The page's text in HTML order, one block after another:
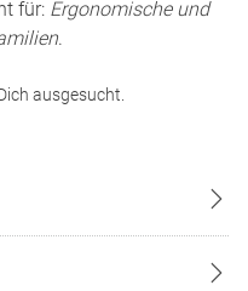
für: Ergonomische und
.
ausgesucht.